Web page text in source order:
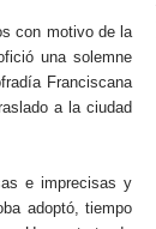
con motivo de la
una solemne
Franciscana
a la ciudad
e imprecisas y
adoptó, tiempo